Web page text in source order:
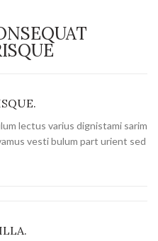
lectus varius dignistami sarim
vesti bulum part urient sed